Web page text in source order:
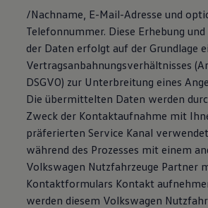
75 Jahre Bulli Jubiläum
Bulli Magazin
Fahrzeugabholung ab Werk
/Nachname, E-Mail-Adresse und
Telefonnummer. Diese Erhebung
der Daten erfolgt auf der Grundlage
Vertragsanbahnungsverhältnisses
DSGVO) zur Unterbreitung eines
Die übermittelten Daten werden
Zweck der Kontaktaufnahme mit
präferierten Service Kanal
während des Prozesses mit einem
Volkswagen Nutzfahrzeuge Partner
Kontaktformulars Kontakt
werden diesem Volkswagen